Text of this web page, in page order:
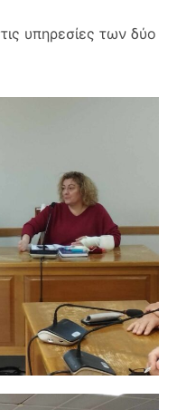
υπηρεσίες των δύο